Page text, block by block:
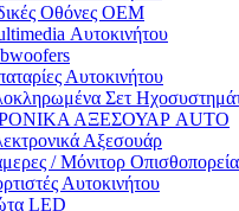
Οθόνες OEM
Αυτοκινήτου
Αυτοκινήτου
Σετ
ΑΞΕΣΟΥΑΡ AUTO
Αξεσουάρ
/ Μόνιτορ
Αυτοκινήτου
LED